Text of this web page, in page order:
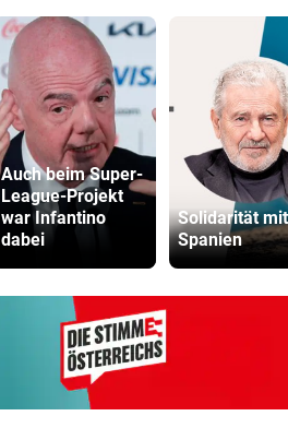
Auch beim Super-
League-Projekt
war Infantino
dabei
Solidarität mit
Spanien